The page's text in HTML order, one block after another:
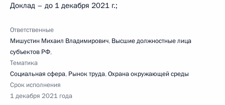
Доклад – до 1 декабря 2021 г.;
Ответственные
Мишустин Михаил Владимирович, Высшие должностные лица
субъектов РФ,
Тематика
Социальная сфера, Рынок труда,Охрана окружающей среды
Срок исполнения
1 декабря 2021 года